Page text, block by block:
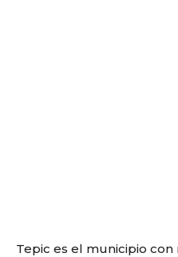
Tepic es el municipio